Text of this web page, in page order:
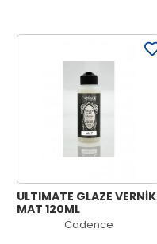
ULTIMATE GLAZE VERNİK
MAT 120ML
Cadence